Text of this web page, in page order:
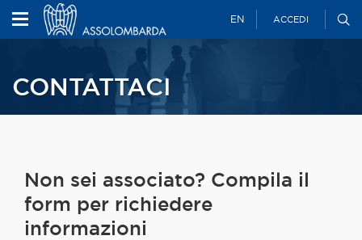
EN ACCEDI
CONTATTACI
Non sei associato? Compila il
form per richiedere
informazioni